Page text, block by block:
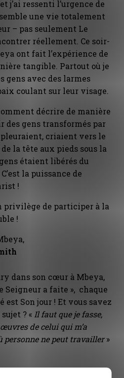
j’ai ressenti l’urgence de
une vie totalement
– pas seulement Le
réellement. Ce soir-
ont fait l’expérience de
tangible. Partout où je
gens avec des larmes
coulant sur leur visage.
décrire de manière
des gens transformés par
pleuraient, criaient vers le
la tête aux pieds sous la
étaient libérés du
la puissance de
!
privilège de participer à la
!
dans son cœur à Mbeya,
Seigneur a faite », chaque
est Son jour ! Et vous savez
? « Il faut que je fasse,
de celui qui m’a
personne ne peut travailler»
ensemble pour rentrer la